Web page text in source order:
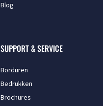
Blog
SUPPORT & SERVICE
Borduren
Bedrukken
Brochures